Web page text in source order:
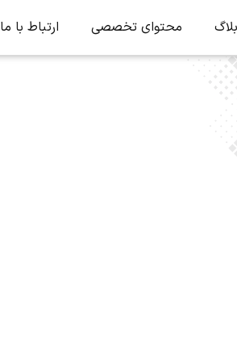
بلاگ محتوای تخصصی ارتباط با ما